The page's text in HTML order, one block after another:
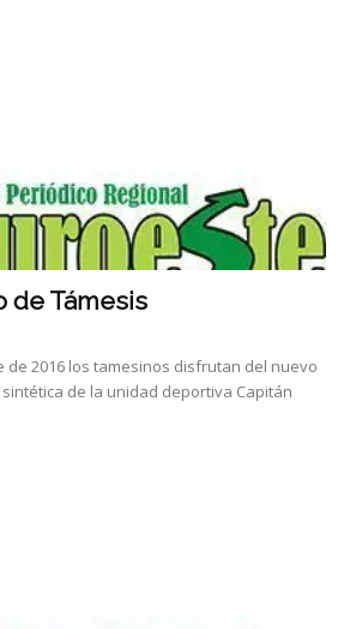
de Támesis
de 2016 los tamesinos disfrutan del nuevo
de la unidad deportiva Capitán